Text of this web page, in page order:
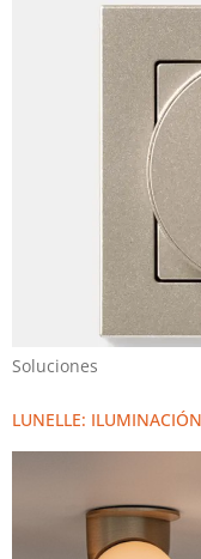
Soluciones
LUNELLE: